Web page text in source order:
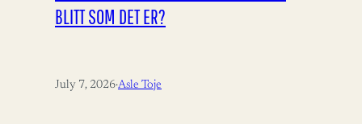
BLITT SOM DET ER?
July 7, 2026·Asle Toje